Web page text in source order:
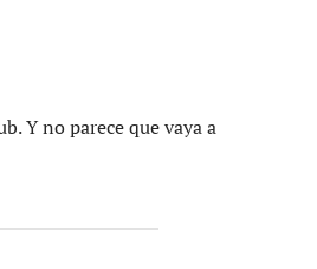
Y no parece que vaya a